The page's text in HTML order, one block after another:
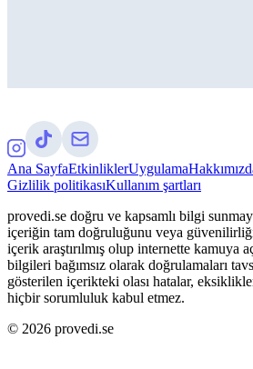
Ana SayfaEtkinliklerUygulama
Gizlilik politikasıKullanım şartları
provedi.se doğru ve kapsamlı bilgi
içeriğin tam doğruluğunu veya
içerik araştırılmış olup internette kamuya
bilgileri bağımsız olarak doğrulamaları
gösterilen içerikteki olası hatalar,
hiçbir sorumluluk kabul etmez.
© 2026 provedi.se